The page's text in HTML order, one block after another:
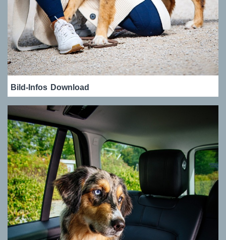
Bild-Infos Download